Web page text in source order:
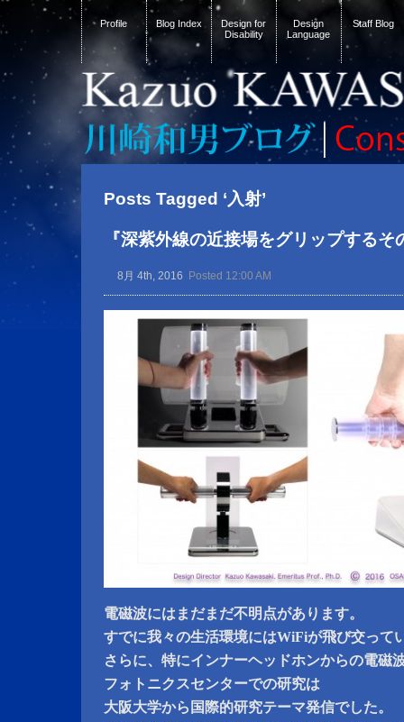
Profile Blog Index
Design for
Disability
Design
Language
Staff Blog
Posts Tagged ‘入射’
『深紫外線の近接場をグリップするそ
8月 4th, 2016 Posted 12:00 AM
電磁波にはまだまだ不明点があります。
すでに我々の生活環境にはWiFiが飛び交って
さらに、特にインナーヘッドホンからの電磁
フォトニクスセンターでの研究は
大阪大学から国際的研究テーマ発信でした。